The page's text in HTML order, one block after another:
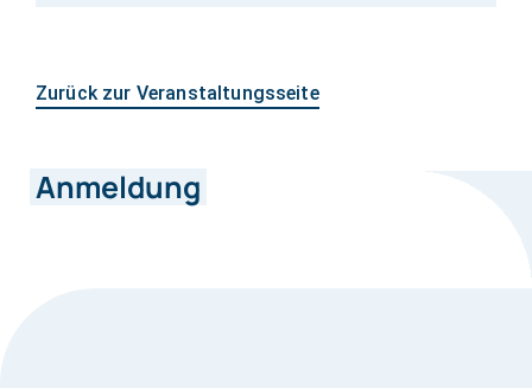
Zurück zur Veranstaltungsseite
Anmeldung